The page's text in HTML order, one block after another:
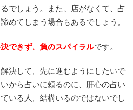
でしょう。また、店がなくて、占
めてしまう場合もあるでしょう。
できず、負のスパイラルです。
決して、先に進むようにしたいで
から占いに頼るのに、肝心の占い
いる人、結構いるのではないでし